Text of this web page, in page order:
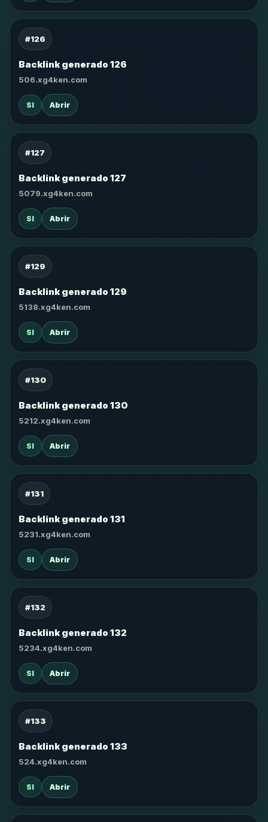
#126
Backlink generado 126
506.xg4ken.com
SI Abrir
#127
Backlink generado 127
5079.xg4ken.com
SI Abrir
#129
Backlink generado 129
5138.xg4ken.com
SI Abrir
#130
Backlink generado 130
5212.xg4ken.com
SI Abrir
#131
Backlink generado 131
5231.xg4ken.com
SI Abrir
#132
Backlink generado 132
5234.xg4ken.com
SI Abrir
#133
Backlink generado 133
524.xg4ken.com
SI Abrir